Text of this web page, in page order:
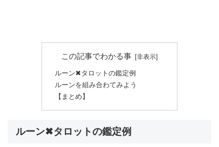
この記事でわかる事
ルーン✖︎タロットの鑑定例
ルーンを組み合わてみよう
【まとめ】
ルーン✖︎タロットの鑑定例